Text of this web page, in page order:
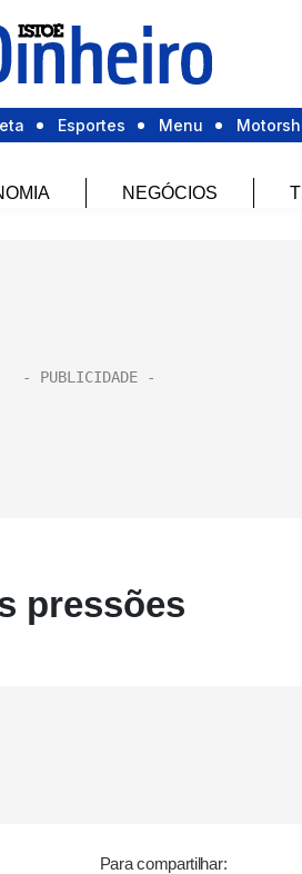
Esportes Menu
NEGÓCIOS
pressões
Para compartilhar: